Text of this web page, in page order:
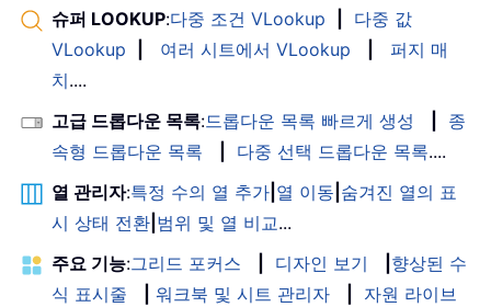
슈퍼 LOOKUP:다중 조건 VLookup
다중 값
VLookup
여러 시트에서 VLookup
퍼지 매
치....
고급 드롭다운 목록:드롭다운 목록 빠르게 생성
종
속형 드롭다운 목록
다중 선택 드롭다운 목록....
열 관리자:특정 수의 열 추가 열 이동 숨겨진 열의 표
시 상태 전환 범위 및 열 비교...
주요 기능:그리드 포커스 디자인 보기
향상된 수
식 표시줄
워크북 및 시트 관리자
자원 라이브